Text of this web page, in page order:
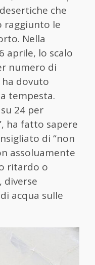
che
raggiunto le
Nella
aprile, lo scalo
numero di
dovuto
tempesta.
24 per
ha fatto sapere
di “non
assoluamente
ritardo o
diverse
acqua sulle